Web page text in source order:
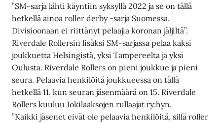
”SM-sarja lähti käyntiin syksyllä 2022 ja se on tällä
hetkellä ainoa roller derby -sarja Suomessa.
Divisioonaan ei riittänyt pelaajia koronan jäljiltä”.
Riverdale Rollersin lisäksi SM-sarjassa pelaa kaksi
joukkuetta Helsingistä, yksi Tampereelta ja yksi
Oulusta. Riverdale Rollers on pieni joukkue ja pieni
seura. Pelaavia henkilöitä joukkueessa on tällä
hetkellä 11, kun seuran jäsenmäärä on 15. Riverdale
Rollers kuuluu Jokilaaksojen rullaajat ry:hyn.
”Kaikki jäsenet eivät ole pelaavia henkilöitä, sillä roller